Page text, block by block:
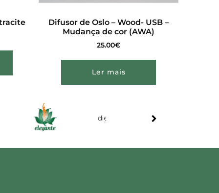
Difusor de Oslo – Wood- USB –
Mudança de cor (AWA)
25.00€
Ler mais